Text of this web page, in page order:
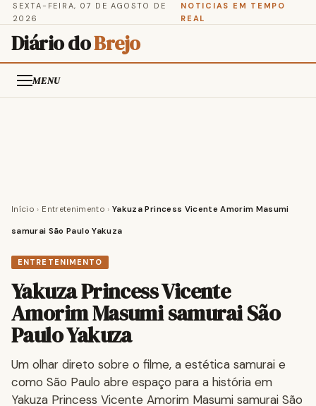
SEXTA-FEIRA, 07 DE AGOSTO DE
2026
NOTICIAS EM TEMPO
REAL
Diário doBrejo
MENU
Início › Entretenimento › Yakuza Princess Vicente Amorim Masumi
samurai São Paulo Yakuza
ENTRETENIMENTO
Yakuza Princess Vicente
Amorim Masumi samurai São
Paulo Yakuza
Um olhar direto sobre o filme, a estética samurai e
como São Paulo abre espaço para a história em
Yakuza Princess Vicente Amorim Masumi samurai São